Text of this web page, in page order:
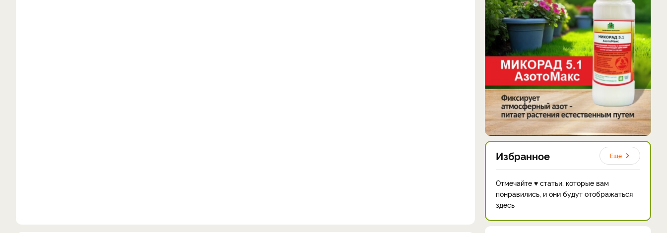
Избранное Еще
Отмечайте ♥ статьи, которые вам
понравились, и они будут отображаться
здесь